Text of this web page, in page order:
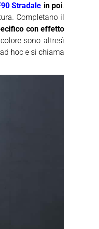
Stradale in poi.
Completano il
con effetto
sono altresì
hoc e si chiama